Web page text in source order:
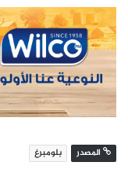
المصدر بلومبرغ